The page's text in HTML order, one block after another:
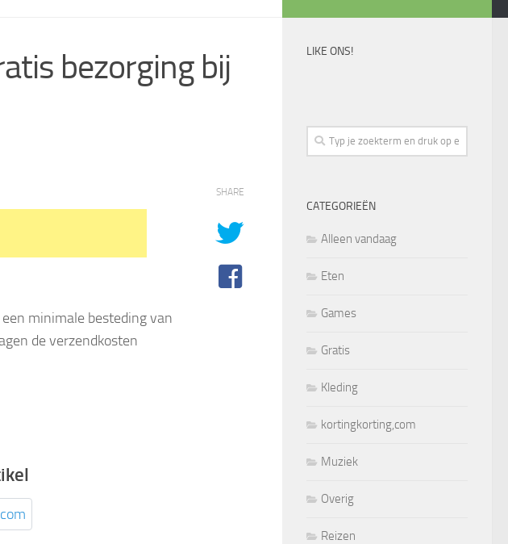
bezorging bij
minimale besteding van
de verzendkosten
SHARE
LIKE ONS!
CATEGORIEËN
Alleen vandaag
Eten
Games
Gratis
Kleding
kortingkorting,com
Muziek
Overig
Reizen